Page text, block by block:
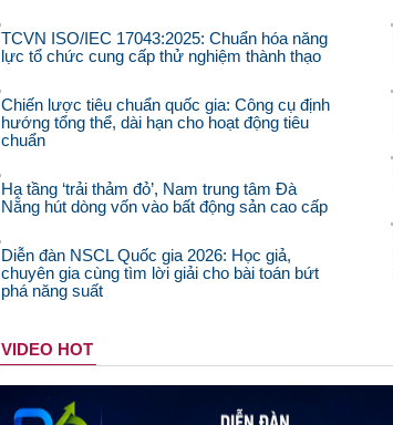
TCVN ISO/IEC 17043:2025: Chuẩn hóa năng
lực tổ chức cung cấp thử nghiệm thành thạo
Chiến lược tiêu chuẩn quốc gia: Công cụ định
hướng tổng thể, dài hạn cho hoạt động tiêu
chuẩn
Hạ tầng ‘trải thảm đỏ’, Nam trung tâm Đà
Nẵng hút dòng vốn vào bất động sản cao cấp
Diễn đàn NSCL Quốc gia 2026: Học giả,
chuyên gia cùng tìm lời giải cho bài toán bứt
phá năng suất
VIDEO HOT